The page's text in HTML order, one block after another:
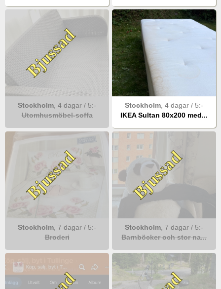
Bjussad
Stockholm ,4 dagar/ 5:-
Utomhusmöbel-soffa
Stockholm, 4 dagar / 5:-
IKEA Sultan 80x200 med...
Bjussad
Stockholm ,7 dagar/ 5:-
Broderi
Bjussad
Stockholm, 7 dagar / 5:-
Barnböcker och stor na...